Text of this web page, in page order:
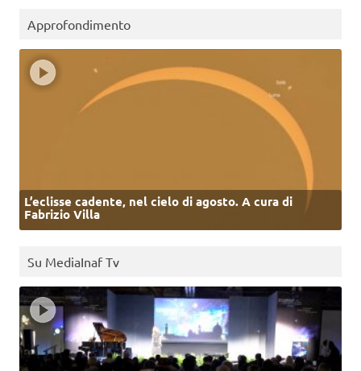
Approfondimento
L’eclisse cadente, nel cielo di agosto. A cura di
Fabrizio Villa
Su MediaInaf Tv